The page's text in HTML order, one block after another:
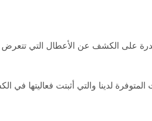
على الكشف عن الأعطال التي تتعرض
لدينا والتي أثبتت فعاليتها